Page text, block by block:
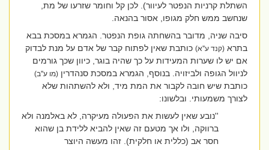
השתלת קרניות הנפטר לעיוור). לכן קל וחומר שזרעו של מת,
שנחשב ממש חלק מגופו, אסור בהנאה.
סיבה שניה, מדובר בהשחתה גופת הנפטר. הגמרא במסכת בבא
בתרא(קנד ע''א)כותבת שאין לפתוח קבר של אדם על מנת לבדוק
אם יש לו שערות המעידות על כך שהיה בוגר, כיוון שכך גורמים
לניוול הגופה ולביזויה. בנוסף, הגמרא במסכת סנהדרין(מו ע''ב)
כותבת שיש חובה לקבור את המת מיד, ולא להשתהות שלא
לצורך משמעותי. ובלשונו:
''נובע שאין לעשות את הפעולה מעיקרה, לא באלמנה ולא
ברווקה, ולו אך מטעם זה שאין להביא ללידת בן שהוא
חסר אב (כללית או חלקית). זהו מעשה היוצר